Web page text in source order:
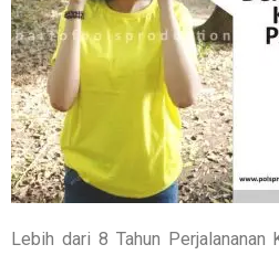
Lebih dari 8 Tahun Perjalananan